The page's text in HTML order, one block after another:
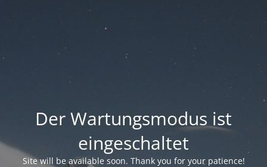
Der Wartungsmodus ist
eingeschaltet
Site will be available soon. Thank you for your patience!